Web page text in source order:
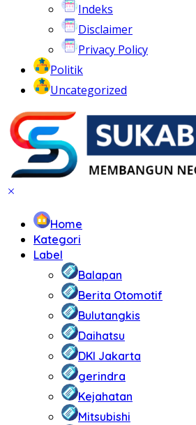
Indeks
Disclaimer
Privacy Policy
Politik
Uncategorized
Home
Kategori
Label
Balapan
Berita Otomotif
Bulutangkis
Daihatsu
DKI Jakarta
gerindra
Kejahatan
Mitsubishi